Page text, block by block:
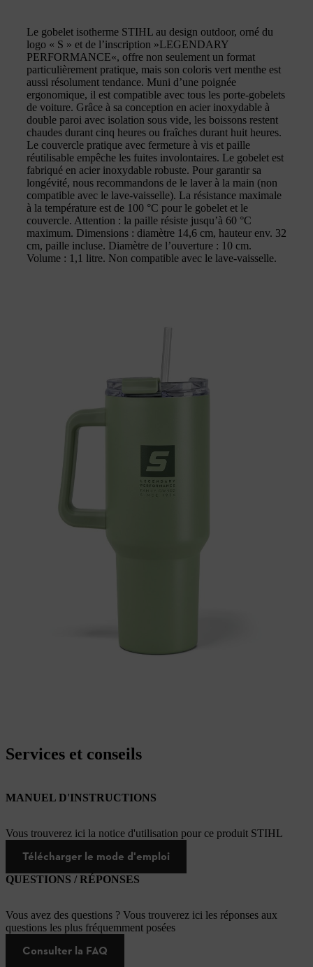
Le gobelet isotherme STIHL au design outdoor, orné du
logo « S » et de l’inscription »LEGENDARY
PERFORMANCE«, offre non seulement un format
particulièrement pratique, mais son coloris vert menthe est
aussi résolument tendance. Muni d’une poignée
ergonomique, il est compatible avec tous les porte-gobelets
de voiture. Grâce à sa conception en acier inoxydable à
double paroi avec isolation sous vide, les boissons restent
chaudes durant cinq heures ou fraîches durant huit heures.
Le couvercle pratique avec fermeture à vis et paille
réutilisable empêche les fuites involontaires. Le gobelet est
fabriqué en acier inoxydable robuste. Pour garantir sa
longévité, nous recommandons de le laver à la main (non
compatible avec le lave-vaisselle). La résistance maximale
à la température est de 100 °C pour le gobelet et le
couvercle. Attention : la paille résiste jusqu’à 60 °C
maximum. Dimensions : diamètre 14,6 cm, hauteur env. 32
cm, paille incluse. Diamètre de l’ouverture : 10 cm.
Volume : 1,1 litre. Non compatible avec le lave-vaisselle.
Services et conseils
MANUEL D'INSTRUCTIONS
Vous trouverez ici la notice d'utilisation pour ce produit STIHL
Télécharger le mode d'emploi
QUESTIONS / RÉPONSES
Vous avez des questions ? Vous trouverez ici les réponses aux
questions les plus fréquemment posées
Consulter la FAQ